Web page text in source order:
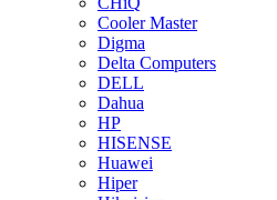
Cooler Master
Digma
Delta Computers
DELL
Dahua
HP
HISENSE
Huawei
Hiper